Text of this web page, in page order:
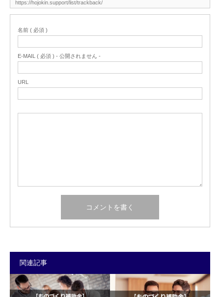
名前 ( 必須 )
E-MAIL ( 必須 ) - 公開されません -
URL
関連記事